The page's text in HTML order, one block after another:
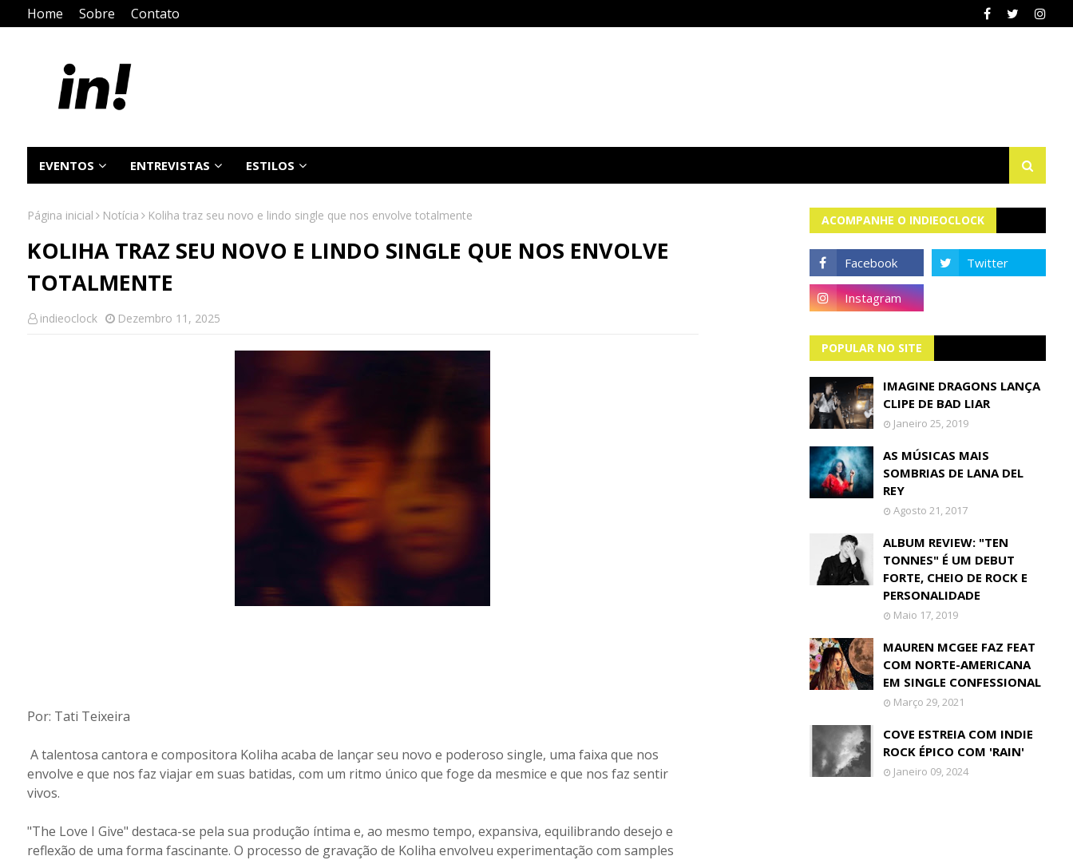
Home Sobre Contato
EVENTOS ENTREVISTAS ESTILOS
Página inicial Notícia Koliha traz seu novo e lindo single que nos envolve totalmente
KOLIHA TRAZ SEU NOVO E LINDO SINGLE QUE NOS ENVOLVE
TOTALMENTE
indieoclock Dezembro 11, 2025
Por: Tati Teixeira
A talentosa cantora e compositora Koliha acaba de lançar seu novo e poderoso single, uma faixa que nos
envolve e que nos faz viajar em suas batidas, com um ritmo único que foge da mesmice e que nos faz sentir
vivos.
"The Love I Give" destaca-se pela sua produção íntima e, ao mesmo tempo, expansiva, equilibrando desejo e
reflexão de uma forma fascinante. O processo de gravação de Koliha envolveu experimentação com samples
ACOMPANHE O INDIEOCLOCK
POPULAR NO SITE
IMAGINE DRAGONS LANÇA
CLIPE DE BAD LIAR
Janeiro 25, 2019
AS MÚSICAS MAIS
SOMBRIAS DE LANA DEL
REY
Agosto 21, 2017
ALBUM REVIEW: "TEN
TONNES" É UM DEBUT
FORTE, CHEIO DE ROCK E
PERSONALIDADE
Maio 17, 2019
MAUREN MCGEE FAZ FEAT
COM NORTE-AMERICANA
EM SINGLE CONFESSIONAL
Março 29, 2021
COVE ESTREIA COM INDIE
ROCK ÉPICO COM 'RAIN'
Janeiro 09, 2024